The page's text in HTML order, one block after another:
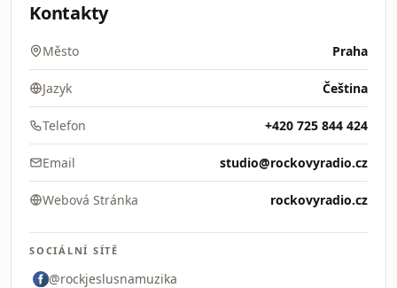
Kontakty
Město Praha
Jazyk Čeština
Telefon +420 725 844 424
Email studio@rockovyradio.cz
Webová Stránka rockovyradio.cz
SOCIÁLNÍ SÍTĚ
@rockjeslusnamuzika